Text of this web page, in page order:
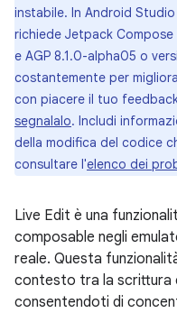
instabile. In Android
richiede Jetpack Compose
e AGP 8.1.0-alpha05 o
costantemente per
con piacere il tuo
segnalalo. Includi
della modifica del codice
consultare l'elenco dei
Live Edit è una
composable negli
reale. Questa
contesto tra la scrittura
consentendoti di